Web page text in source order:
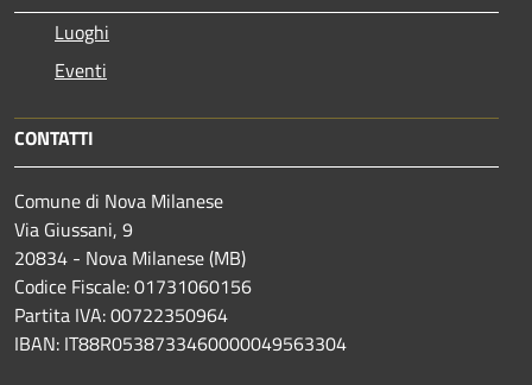
Luoghi
Eventi
CONTATTI
Comune di Nova Milanese
Via Giussani, 9
20834 - Nova Milanese (MB)
Codice Fiscale: 01731060156
Partita IVA: 00722350964
IBAN: IT88R0538733460000049563304